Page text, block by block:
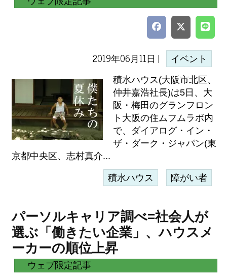
2019年06月11日 | イベント
積水ハウス(大阪市北区、
仲井嘉浩社長)は5日、大
阪・梅田のグランフロン
ト大阪の住ムフムラボ内
で、ダイアログ・イン・
ザ・ダーク・ジャパン(東
京都中央区、志村真介...
積水ハウス 障がい者
パーソルキャリア調べ=社会人が
選ぶ「働きたい企業」、ハウスメ
ーカーの順位上昇
ウェブ限定記事